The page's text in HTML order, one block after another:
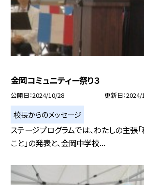
金岡コミュニティー祭り３
公開日 2024/10/28 更新日 2024/
校長からのメッセージ
ステージプログラムでは、わたしの主張
こと」の発表と、金岡中学校...